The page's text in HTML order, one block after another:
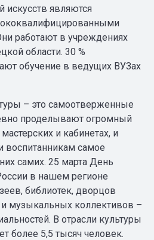
являются
работают в учреждениях
области. 30 %
обучение в ведущих ВУЗах
– это самоотверженные
проделывают огромный
и кабинетах, и
воспитанникам самое
самих. 25 марта День
в нашем регионе
библиотек, дворцов
и музыкальных коллективов –
В отрасли культуры
более 5,5 тысяч человек.